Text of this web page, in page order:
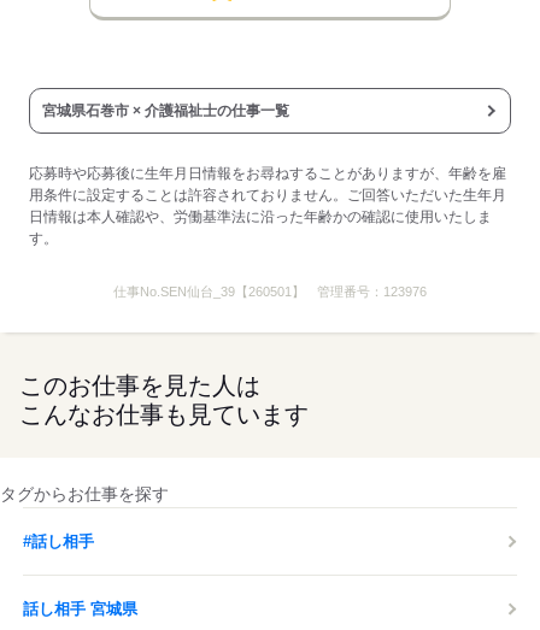
宮城県石巻市 × 介護福祉士の仕事一覧
応募時や応募後に生年月日情報をお尋ねすることがありますが、年齢を雇
用条件に設定することは許容されておりません。ご回答いただいた生年月
日情報は本人確認や、労働基準法に沿った年齢かの確認に使用いたしま
す。
仕事No. SEN仙台_39【260501】 管理番号： 123976
このお仕事を見た人は
こんなお仕事も見ています
タグからお仕事を探す
#話し相手
話し相手 宮城県